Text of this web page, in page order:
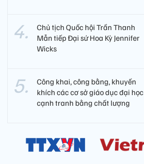
Chủ tịch Quốc hội Trần Thanh
Mẫn tiếp Đại sứ Hoa Kỳ Jennifer
Wicks
Công khai, công bằng, khuyến
khích các cơ sở giáo dục đại học
cạnh tranh bằng chất lượng​